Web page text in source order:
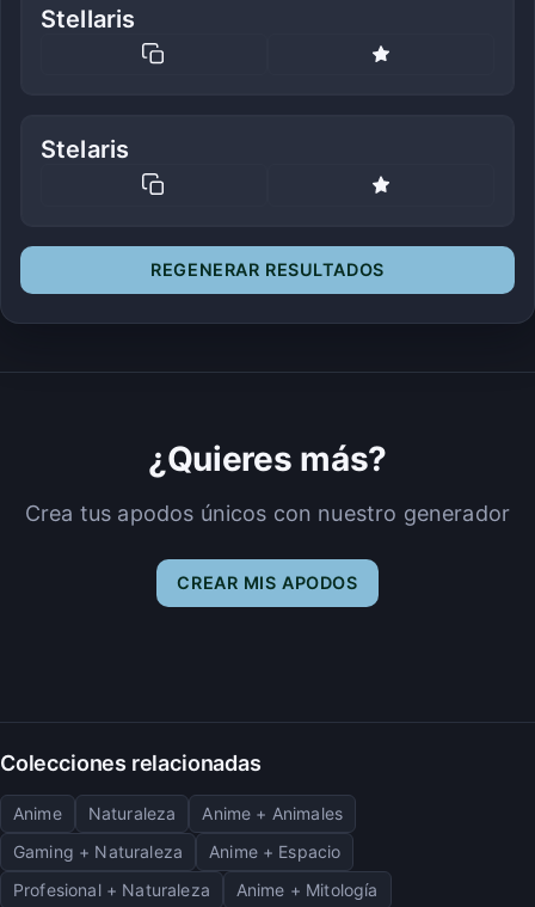
Stellaris
Stelaris
REGENERAR RESULTADOS
¿Quieres más?
Crea tus apodos únicos con nuestro generador
CREAR MIS APODOS
Colecciones relacionadas
Anime Naturaleza
Anime + Animales
Gaming + Naturaleza
Anime + Espacio
Profesional + Naturaleza
Anime + Mitología